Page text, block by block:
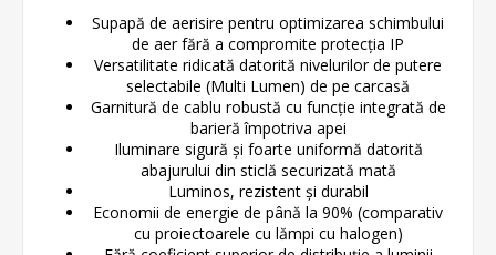
Supapă de aerisire pentru optimizarea schimbului
de aer fără a compromite protecția IP
Versatilitate ridicată datorită nivelurilor de putere
selectabile (Multi Lumen) de pe carcasă
Garnitură de cablu robustă cu funcție integrată de
barieră împotriva apei
Iluminare sigură și foarte uniformă datorită
abajurului din sticlă securizată mată
Luminos, rezistent și durabil
Economii de energie de până la 90% (comparativ
cu proiectoarele cu lămpi cu halogen)